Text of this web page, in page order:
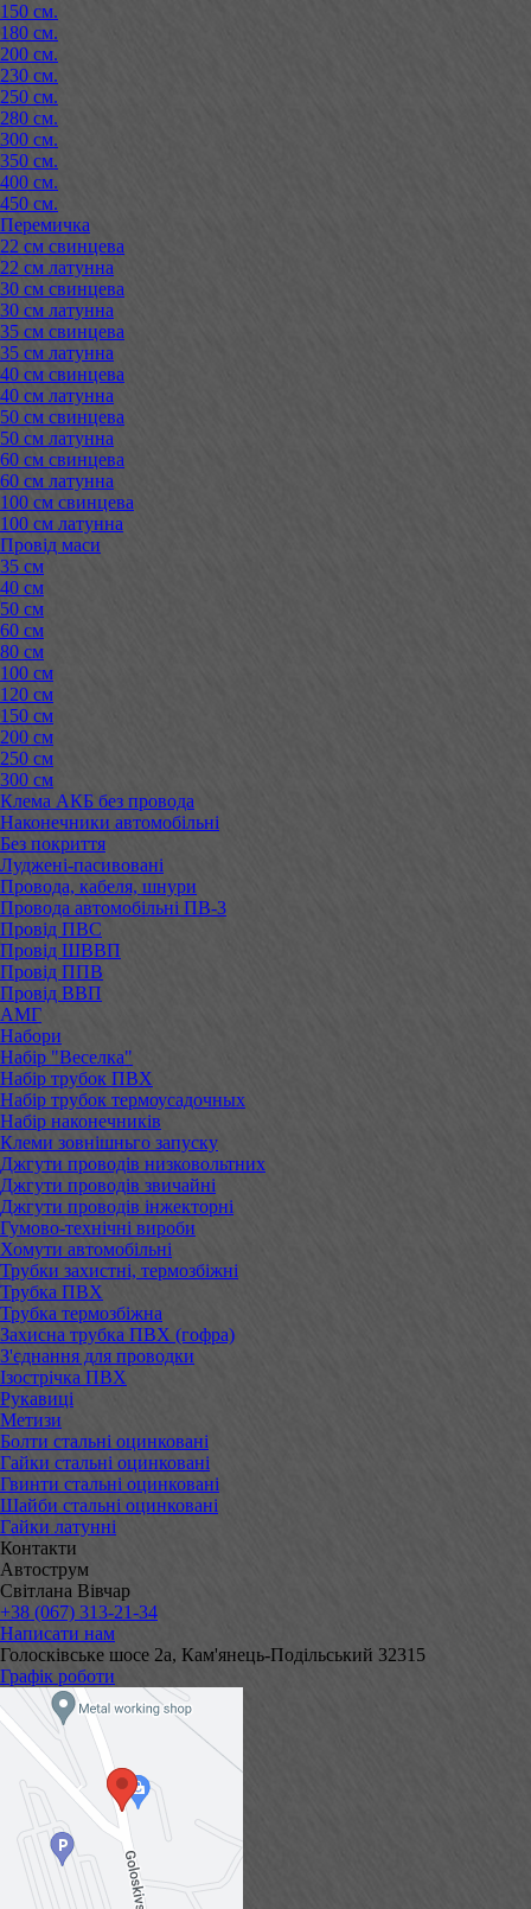
150 см.
180 см.
200 см.
230 см.
250 см.
280 см.
300 см.
350 см.
400 см.
450 см.
Перемичка
22 см свинцева
22 см латунна
30 см свинцева
30 см латунна
35 см свинцева
35 см латунна
40 см свинцева
40 см латунна
50 см свинцева
50 см латунна
60 см свинцева
60 см латунна
100 см свинцева
100 см латунна
Провід маси
35 см
40 см
50 см
60 см
80 см
100 см
120 см
150 см
200 см
250 см
300 см
Клема АКБ без провода
Наконечники автомобільні
Без покриття
Луджені-пасивовані
Провода, кабеля, шнури
Провода автомобільні ПВ-3
Провід ПВС
Провід ШВВП
Провід ППВ
Провід ВВП
АМГ
Набори
Набір "Веселка"
Набір трубок ПВХ
Набір трубок термоусадочных
Набір наконечників
Клеми зовнішньго запуску
Джгути проводів низковольтних
Джгути проводів звичайні
Джгути проводів інжекторні
Гумово-технічні вироби
Хомути автомобільні
Трубки захистні, термозбіжні
Трубка ПВХ
Трубка термозбіжна
Захисна трубка ПВХ (гофра)
З'єднання для проводки
Ізострічка ПВХ
Рукавиці
Метизи
Болти стальні оцинковані
Гайки стальні оцинковані
Гвинти стальні оцинковані
Шайби стальні оцинковані
Гайки латунні
Контакти
Автострум
Світлана Вівчар
+38 (067) 313-21-34
Написати нам
Голосківське шосе 2а, Кам'янець-Подільський 32315
Графік роботи